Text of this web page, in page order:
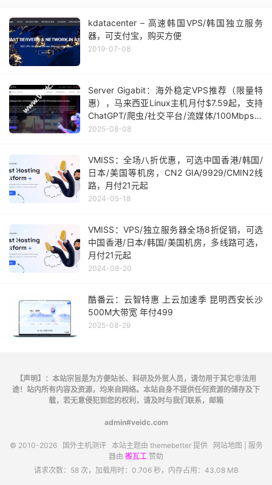
kdatacenter – 高速韩国VPS/韩国独立服务
器，可支付宝，购买方便
2019-07-08
Server Gigabit：海外稳定VPS推荐（限量特
惠），马来西亚Linux主机月付$7.59起，支持
ChatGPT/爬虫/社交平台/流媒体/100Mbps不
限流量
2025-08-08
VMISS：全场八折优惠，可选中国香港/韩国/
日本/美国等机房，CN2 GIA/9929/CMIN2线
路，月付21元起
2024-05-18
VMISS：VPS/独立服务器全场8折促销，可选
中国香港/日本/韩国/美国机房，多线路可选，
月付21元起
2024-08-20
酷番云：云智特惠 上云加速季 昆明西安长沙
500M大带宽 年付499
2025-08-29
【声明】：本站宗旨是为方便站长、科研及外贸人员，请勿用于其它非法用
途！站内所有内容及资源，均来自网络。本站自身不提供任何资源的储存及下
载，若无意侵犯到您的权利，请及时与我们联系，邮箱
admin#veidc.com
© 2010-2026 国外主机测评本站主题由 themebetter提供 网站地图 | 服务
器由 搬瓦工 赞助
请求次数：58 次，加载用时：0.706 秒，内存占用：43.08 MB